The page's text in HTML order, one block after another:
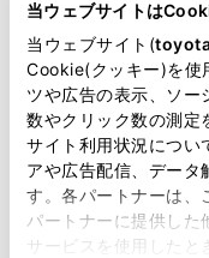
当ウェブサイトは
当ウェブサイト(
Cookie(クッキー)を使
ツや広告の表示、ソー
数やクリック数の測定
サイト利用状況につい
アや広告配信、データ
す。各パートナーは、
パートナーに提供した
サービスを使用したと
即時予約
施